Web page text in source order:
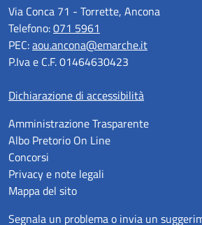
Via Conca 71 - Torrette, Ancona
Telefono:071 5961
PEC:aou.ancona@emarche.it
P.Iva e C.F. 01464630423
Dichiarazione di accessibilità
Amministrazione Trasparente
Albo Pretorio On Line
Concorsi
Privacy e note legali
Mappa del sito
Segnala un problema o invia un